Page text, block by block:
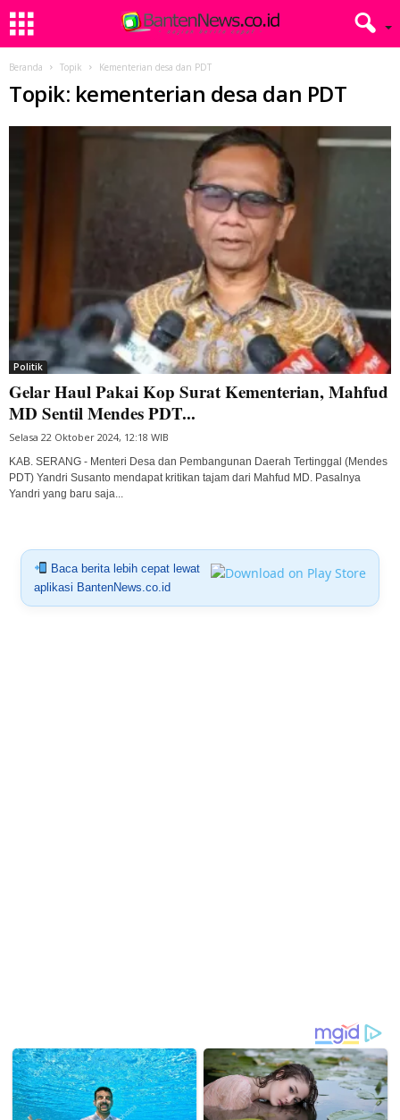
Beranda Topik Kementerian desa dan PDT
Topik: kementerian desa dan PDT
Politik
Gelar Haul Pakai Kop Surat Kementerian, Mahfud
MD Sentil Mendes PDT...
Selasa 22 Oktober 2024, 12:18 WIB
KAB. SERANG - Menteri Desa dan Pembangunan Daerah Tertinggal (Mendes
PDT) Yandri Susanto mendapat kritikan tajam dari Mahfud MD. Pasalnya
Yandri yang baru saja...
Baca berita lebih cepat lewat
aplikasi BantenNews.co.id